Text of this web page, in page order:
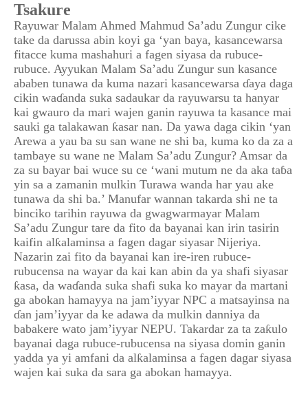
Tsakure
Rayuwar Malam Ahmed Mahmud Sa’adu Zungur cike
take da darussa abin koyi ga ‘yan baya, kasancewarsa
fitacce kuma mashahuri a fagen siyasa da rubuce-
rubuce. Ayyukan Malam Sa’adu Zungur sun kasance
ababen tunawa da kuma nazari kasancewarsa ɗaya daga
cikin waɗanda suka sadaukar da rayuwarsu ta hanyar
kai gwauro da mari wajen ganin rayuwa ta kasance mai
sauki ga talakawan ƙasar nan. Da yawa daga cikin ‘yan
Arewa a yau ba su san wane ne shi ba, kuma ko da za a
tambaye su wane ne Malam Sa’adu Zungur? Amsar da
za su bayar bai wuce su ce ‘wani mutum ne da aka taɓa
yin sa a zamanin mulkin Turawa wanda har yau ake
tunawa da shi ba.’ Manufar wannan takarda shi ne ta
binciko tarihin rayuwa da gwagwarmayar Malam
Sa’adu Zungur tare da fito da bayanai kan irin tasirin
kaifin alƙalaminsa a fagen dagar siyasar Nijeriya.
Nazarin zai fito da bayanai kan ire-iren rubuce-
rubucensa na wayar da kai kan abin da ya shafi siyasar
ƙasa, da waɗanda suka shafi suka ko mayar da martani
ga abokan hamayya na jam’iyyar NPC a matsayinsa na
ɗan jam’iyyar da ke adawa da mulkin danniya da
babakere wato jam’iyyar NEPU. Takardar za ta zaƙulo
bayanai daga rubuce-rubucensa na siyasa domin ganin
yadda ya yi amfani da alƙalaminsa a fagen dagar siyasa
wajen kai suka da sara ga abokan hamayya.